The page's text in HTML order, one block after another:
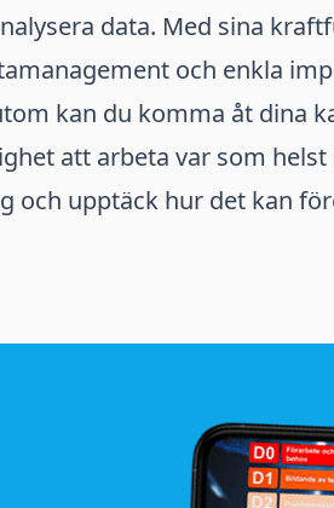
data. Med sina
och enkla
kan du komma åt dina
att arbeta var som
och upptäck hur det kan